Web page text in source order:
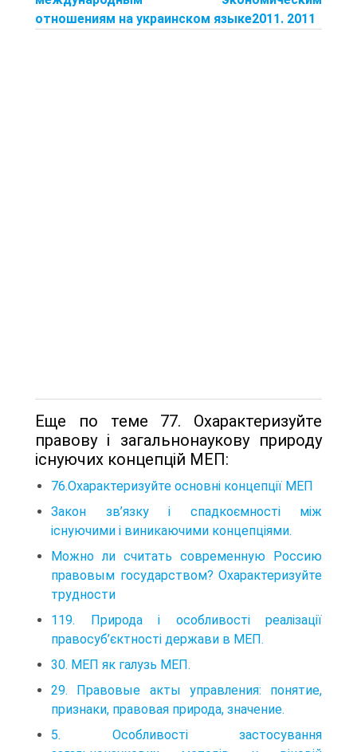
отношениям на украинском языке2011. 2011
Еще по теме 77. Охарактеризуйте
правову і загальнонаукову природу
існуючих концепцій МЕП:
76.Охарактеризуйте основні концепції МЕП
Закон зв’язку і спадкоємності між
існуючими і виникаючими концепціями.
Можно ли считать современную Россию
правовым государством? Охарактеризуйте
трудности
119. Природа і особливості реалізації
правосуб’єктності держави в МЕП.
30. МЕП як галузь МЕП.
29. Правовые акты управления: понятие,
признаки, правовая природа, значение.
5. Особливості застосування